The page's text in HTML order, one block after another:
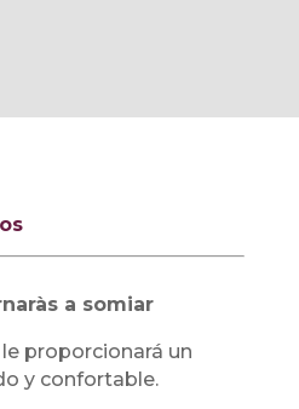
a somiar
proporcionará un
y confortable.